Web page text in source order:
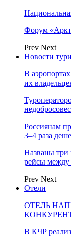
Форум
Prev Next
Новости
В
их
Россиянам
3–4 раза
Названы
рейсы между
Prev Next
Отели
ОТЕЛЬ
В КЧР